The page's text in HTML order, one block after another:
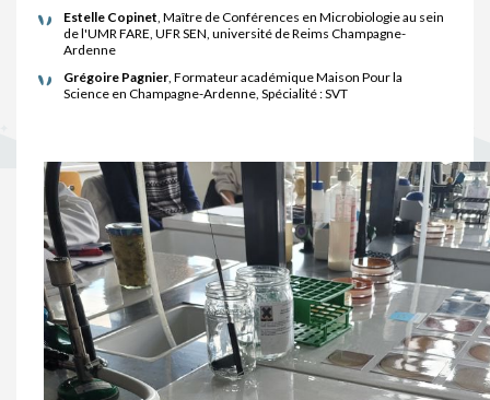
Estelle Copinet, Maître de Conférences en Microbiologie au sein
de l'UMR FARE, UFR SEN, université de Reims Champagne-
Ardenne
Grégoire Pagnier, Formateur académique Maison Pour la
Science en Champagne-Ardenne, Spécialité : SVT